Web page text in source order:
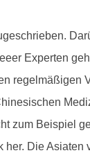
Experten
regelmäßigen
zum Beispiel
Die Asiaten